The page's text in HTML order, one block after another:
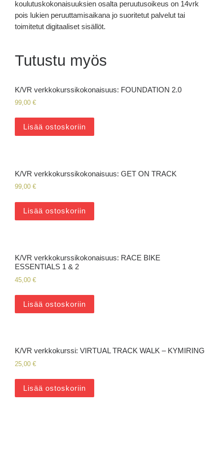
koulutuskokonaisuuksien osalta peruutusoikeus on 14vrk
pois lukien peruuttamisaikana jo suoritetut palvelut tai
toimitetut digitaaliset sisällöt.
Tutustu myös
K/VR verkkokurssikokonaisuus: FOUNDATION 2.0
99,00 €
Lisää ostoskoriin
K/VR verkkokurssikokonaisuus: GET ON TRACK
99,00 €
Lisää ostoskoriin
K/VR verkkokurssikokonaisuus: RACE BIKE
ESSENTIALS 1 & 2
45,00 €
Lisää ostoskoriin
K/VR verkkokurssi: VIRTUAL TRACK WALK – KYMIRING
25,00 €
Lisää ostoskoriin